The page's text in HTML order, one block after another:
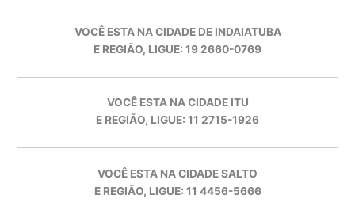
VOCÊ ESTA NA CIDADE DE INDAIATUBA
E REGIÃO, LIGUE: 19 2660-0769
VOCÊ ESTA NA CIDADE ITU
E REGIÃO, LIGUE: 11 2715-1926
VOCÊ ESTA NA CIDADE SALTO
E REGIÃO, LIGUE: 11 4456-5666